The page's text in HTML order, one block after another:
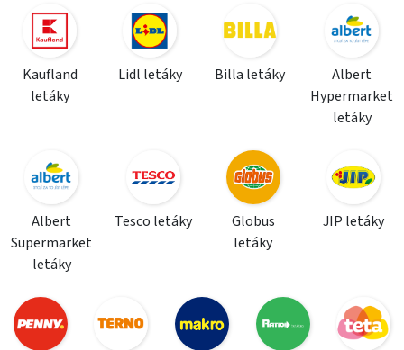
Kaufland
letáky
Lidl letáky Billa letáky
Albert
Hypermarket
letáky
Albert
Supermarket
letáky
Tesco letáky
Globus
letáky
JIP letáky